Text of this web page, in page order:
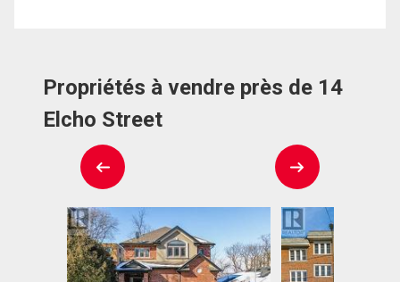
Propriétés à vendre près de 14
Elcho Street